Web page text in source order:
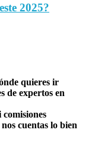
2025?
quieres ir
de expertos en
comisiones
cuentas lo bien